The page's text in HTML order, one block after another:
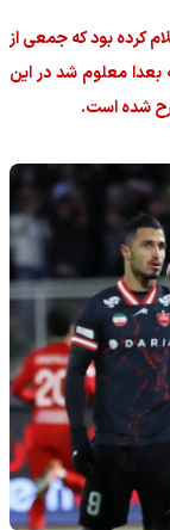
کرده بود که جمعی از
بعدا معلوم شد در این
شده است.